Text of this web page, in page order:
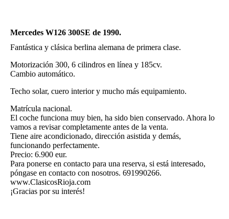
Mercedes W126 300SE de 1990.
Fantástica y clásica berlina alemana de primera clase.
Motorización 300, 6 cilindros en línea y 185cv.
Cambio automático.
Techo solar, cuero interior y mucho más equipamiento.
Matrícula nacional.
El coche funciona muy bien, ha sido bien conservado. Ahora lo
vamos a revisar completamente antes de la venta.
Tiene aire acondicionado, dirección asistida y demás,
funcionando perfectamente.
Precio: 6.900 eur.
Para ponerse en contacto para una reserva, si está interesado,
póngase en contacto con nosotros. 691990266.
www.ClasicosRioja.com
¡Gracias por su interés!